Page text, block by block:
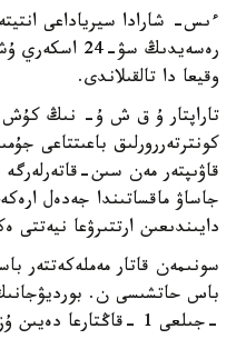
ءىس- شارادا سيرياداعى
رەسەيدىڭ سۋ-
وقيعا دا تالقىلاندى.
تاراپتار ۇ ق ش ۇ- نىڭ كۇش-
كونترتەررورلىق باعىتتاعى
قاۋىپتەر مەن سىن-
جاساۋ ماقساتىندا جەدەل
دايىندىعىن ارتتىرۋعا نيەتتى
سونىمەن قاتار مەملەكەتتەر
-جىلعى 1 -قاڭتارعا دەيىن ۇزارتۋ تۋرالى شەشىم قابىلدادى.